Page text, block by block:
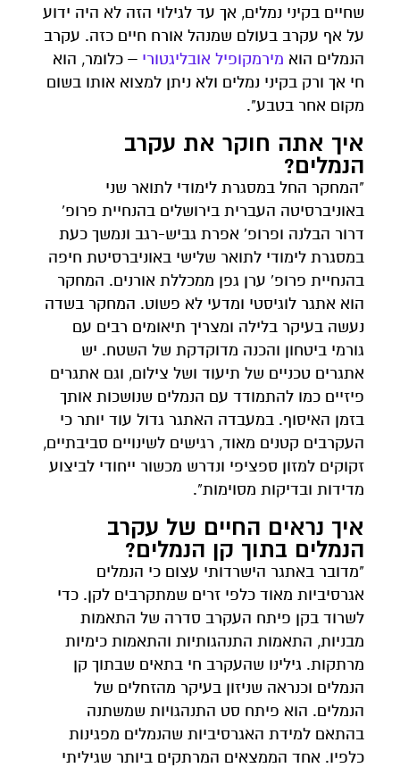
שחיים בקיני נמלים, אך עד לגילוי הזה לא היה ידוע
על אף עקרב בעולם שמנהל אורח חיים כזה. עקרב
הנמלים הוא מירמקופיל אובליגטורי – כלומר, הוא
חי אך ורק בקיני נמלים ולא ניתן למצוא אותו בשום
מקום אחר בטבע".
איך אתה חוקר את עקרב
הנמלים?
"המחקר החל במסגרת לימודי לתואר שני
באוניברסיטה העברית בירושלים בהנחיית פרופ'
דרור הבלנה ופרופ' אפרת גביש-רגב ונמשך כעת
במסגרת לימודי לתואר שלישי באוניברסיטת חיפה
בהנחיית פרופ' ערן גפן ממכללת אורנים. המחקר
הוא אתגר לוגיסטי ומדעי לא פשוט. המחקר בשדה
נעשה בעיקר בלילה ומצריך תיאומים רבים עם
גורמי ביטחון והכנה מדוקדקת של השטח. יש
אתגרים טכניים של תיעוד ושל צילום, וגם אתגרים
פיזיים כמו להתמודד עם הנמלים שנושכות אותך
בזמן האיסוף. במעבדה האתגר גדול עוד יותר כי
העקרבים קטנים מאוד, רגישים לשינויים סביבתיים,
זקוקים למזון ספציפי ונדרש מכשור ייחודי לביצוע
מדידות ובדיקות מסוימות".
איך נראים החיים של עקרב
הנמלים בתוך קן הנמלים?
"מדובר באתגר הישרדותי עצום כי הנמלים
אגרסיביות מאוד כלפי זרים שמתקרבים לקן. כדי
לשרוד בקן פיתח העקרב סדרה של התאמות
מבניות, התאמות התנהגותיות והתאמות כימיות
מרתקות. גילינו שהעקרב חי בתאים שבתוך קן
הנמלים וכנראה שניזון בעיקר מהזחלים של
הנמלים. הוא פיתח סט התנהגויות שמשתנה
בהתאם למידת האגרסיביות שהנמלים מפגינות
כלפיו. אחד הממצאים המרתקים ביותר שגיליתי